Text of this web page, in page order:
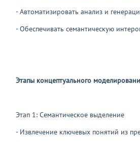
- Автоматизировать анализ и
- Обеспечивать семантическую
Этапы концептуального
Этап 1: Семантическое выделение
- Извлечение ключевых понятий из